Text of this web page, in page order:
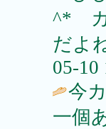
^* カ
だよ
05-10
今
一個